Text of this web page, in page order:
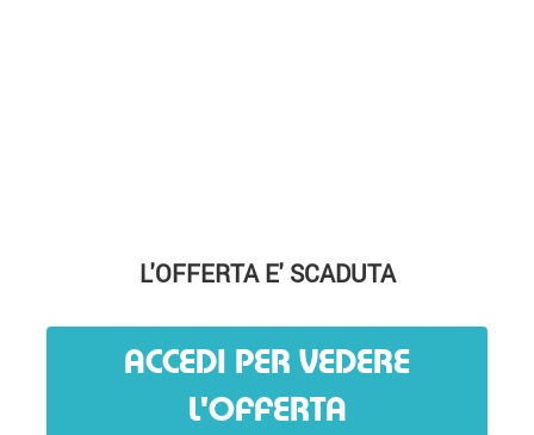
L'OFFERTA E' SCADUTA
ACCEDI PER VEDERE
L'OFFERTA